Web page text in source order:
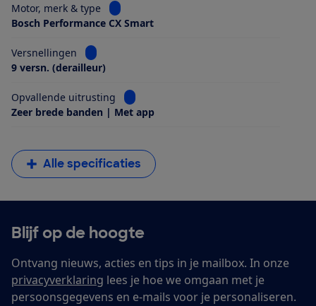
Motor, merk & type
Bekijk informatie voor Motor, merk & type
Bosch Performance CX Smart
Versnellingen
Bekijk informatie voor Versnellingen
9 versn. (derailleur)
Opvallende uitrusting
Bekijk informatie voor Opvallende
Zeer brede banden | Met app
Alle specificaties
Blijf op de hoogte
Ontvang nieuws, acties en tips in je mailbox. In onze
privacyverklaring lees je hoe we omgaan met je
persoonsgegevens en e-mails voor je personaliseren.